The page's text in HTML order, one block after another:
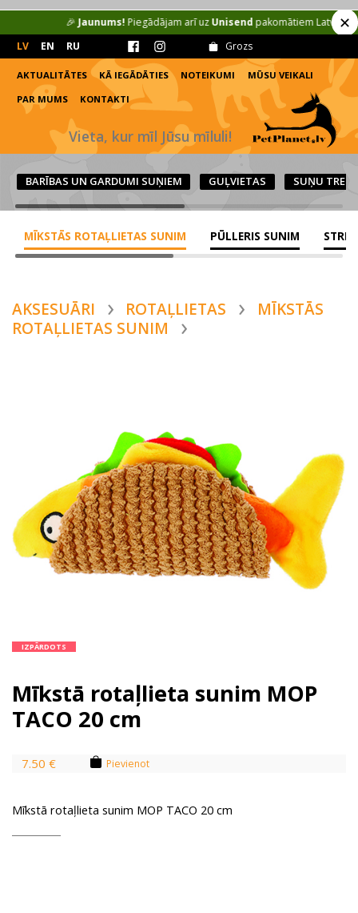
Jaunums!Piegādājam arī uzUnisendpakomātiem Latvijā (2.50
✕
LV EN RU Grozs
AKTUALITĀTES KĀ IEGĀDĀTIES NOTEIKUMI
MŪSU VEIKALI
PAR MUMS
KONTAKTI
Vieta, kur mīl Jūsu mīluli!
BARĪBAS UN GARDUMI SUŅIEM GUĻVIETAS SUŅU
MĪKSTĀS ROTAĻLIETAS SUNIM PŪLLERIS SUNIM STRIĶI
AKSESUĀRI ROTAĻLIETAS
MĪKSTĀS
ROTAĻLIETAS SUNIM
Mīkstā rotaļlieta sunim MOP
TACO 20 cm
IZPĀRDOTS
7.50 € Pievienot
Mīkstā rotaļlieta sunim MOP TACO 20 cm